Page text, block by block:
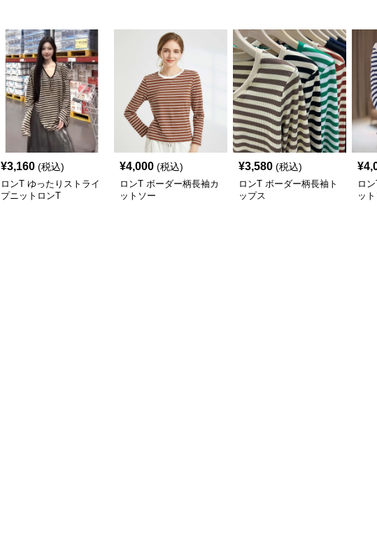
¥3,160 (税込)
ロンT ゆったりストライ
プニットロンT
¥4,000 (税込)
ロンT ボーダー柄長袖カ
ットソー
¥3,580 (税込)
ロンT ボーダー柄長袖ト
ップス
¥
ロ
ッ